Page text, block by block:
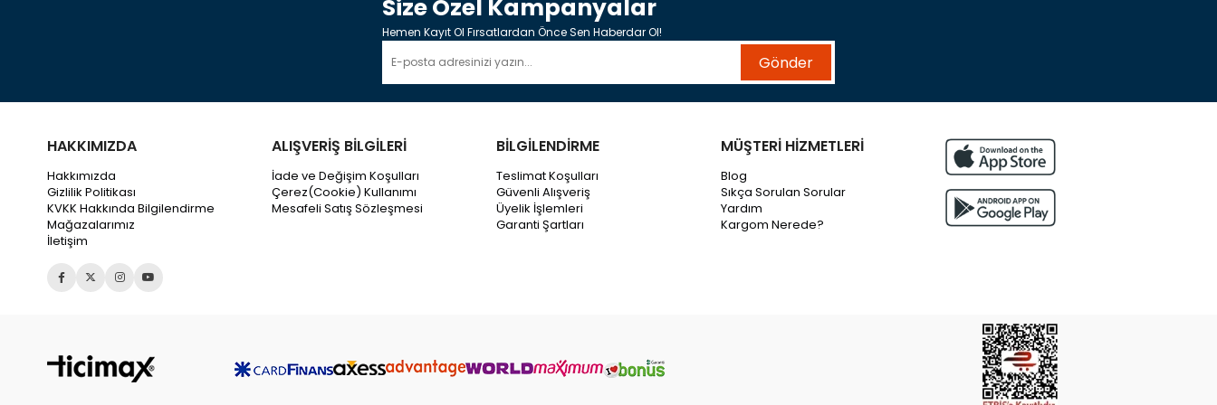
Size Özel Kampanyalar
Hemen Kayıt Ol Fırsatlardan Önce Sen Haberdar Ol!
Gönder
HAKKIMIZDA
Hakkımızda
Gizlilik Politikası
KVKK Hakkında Bilgilendirme
Mağazalarımız
İletişim
ALIŞVERİŞ BİLGİLERİ
İade ve Değişim Koşulları
Çerez(Cookie) Kullanımı
Mesafeli Satış Sözleşmesi
BİLGİLENDİRME
Teslimat Koşulları
Güvenli Alışveriş
Üyelik İşlemleri
Garanti Şartları
MÜŞTERİ HİZMETLERİ
Blog
Sıkça Sorulan Sorular
Yardım
Kargom Nerede?